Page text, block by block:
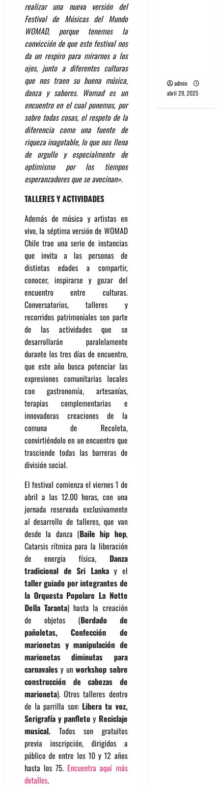
realizar una nueva versión del
Festival de Músicas del Mundo
WOMAD, porque tenemos la
convicción de que este festival nos
da un respiro para mirarnos a los
ojos, junto a diferentes culturas
que nos traen su buena música,
danza y sabores. Womad es un
encuentro en el cual ponemos, por
sobre todas cosas, el respeto de la
diferencia como una fuente de
riqueza inagotable, lo que nos llena
de orgullo y especialmente de
optimismo por los tiempos
esperanzadores que se avecinan».
TALLERES Y ACTIVIDADES
Además de música y artistas en
vivo, la séptima versión de WOMAD
Chile trae una serie de instancias
que invita a las personas de
distintas edades a compartir,
conocer, inspirarse y gozar del
encuentro entre culturas.
Conversatorios, talleres y
recorridos patrimoniales son parte
de las actividades que se
desarrollarán paralelamente
durante los tres días de encuentro,
que este año busca potenciar las
expresiones comunitarias locales
con gastronomía, artesanías,
terapias complementarias e
innovadoras creaciones de la
comuna de Recoleta,
convirtiéndolo en un encuentro que
trasciende todas las barreras de
división social.
El festival comienza el viernes 1 de
abril a las 12.00 horas, con una
jornada reservada exclusivamente
al desarrollo de talleres, que van
desde la danza (Baile hip hop,
Catarsis rítmica para la liberación
de energía física, Danza
tradicional de Sri Lankay el
taller guiado por integrantes de
la Orquesta Popolare La Notte
Della Taranta) hasta la creación
de objetos (Bordado de
pañoletas, Confección de
marionetas y manipulación de
marionetas diminutas para
carnavales y unworkshop sobre
construcción de cabezas de
marioneta). Otros talleres dentro
de la parrilla son: Libera tu voz,
Serigrafía y panfletoy Reciclaje
musical. Todos son gratuitos
previa inscripción, dirigidos a
público de entre los 10 y 12 años
hasta los 75. Encuentra aquí más
detalles.
admin
abril 29, 2025